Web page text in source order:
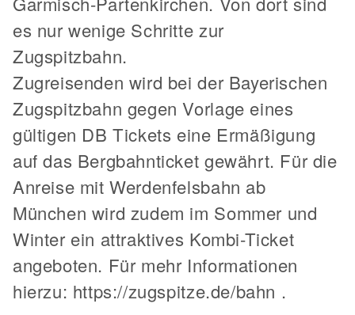
es nur wenige Schritte zur
Zugspitzbahn.
Zugreisenden wird bei der Bayerischen
Zugspitzbahn gegen Vorlage eines
gültigen DB Tickets eine Ermäßigung
auf das Bergbahnticket gewährt. Für die
Anreise mit Werdenfelsbahn ab
München wird zudem im Sommer und
Winter ein attraktives Kombi-Ticket
angeboten. Für mehr Informationen
hierzu: https://zugspitze.de/bahn .